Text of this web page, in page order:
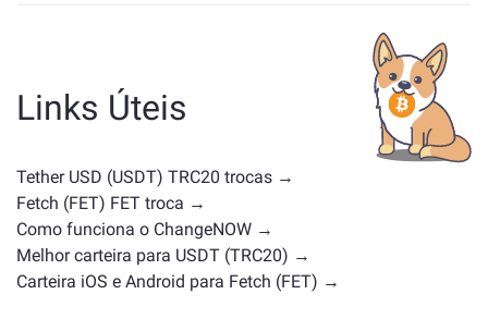
categoria — se é uma stablecoin, token de utilidade,
moeda de governança ou qualquer outro tipo.
Alternativas comuns incluem outras criptomoedas
com casos de uso ou posições de mercado
semelhantes. Confira todos os ativos disponíveis para
troca napágina principal de troca
Links Úteis
Tether USD (USDT) TRC20 trocas →
Fetch (FET) FET troca →
Como funciona o ChangeNOW →
Melhor carteira para USDT (TRC20) →
Carteira iOS e Android para Fetch (FET) →